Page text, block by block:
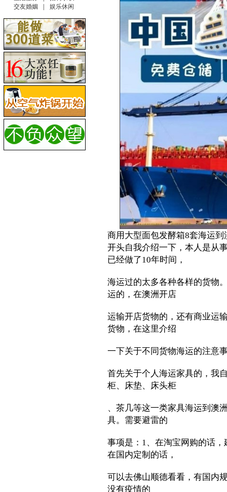
商用大型面包发酵箱8套海运
开头自我介绍一下，本人是从
已经做了10年时间，
海运过的太多各种各样的货物
运的，在澳洲开店
运输开店货物的，还有商业运
货物，在这里介绍
一下关于不同货物海运的注意
首先关于个人海运家具的，我
柜、床垫、床头柜
、茶几等这一类家具海运到澳
具。需要避雷的
事项是：1、在淘宝网购的话
在国内定制的话，
可以去佛山顺德看看，有国内
没有疫情的